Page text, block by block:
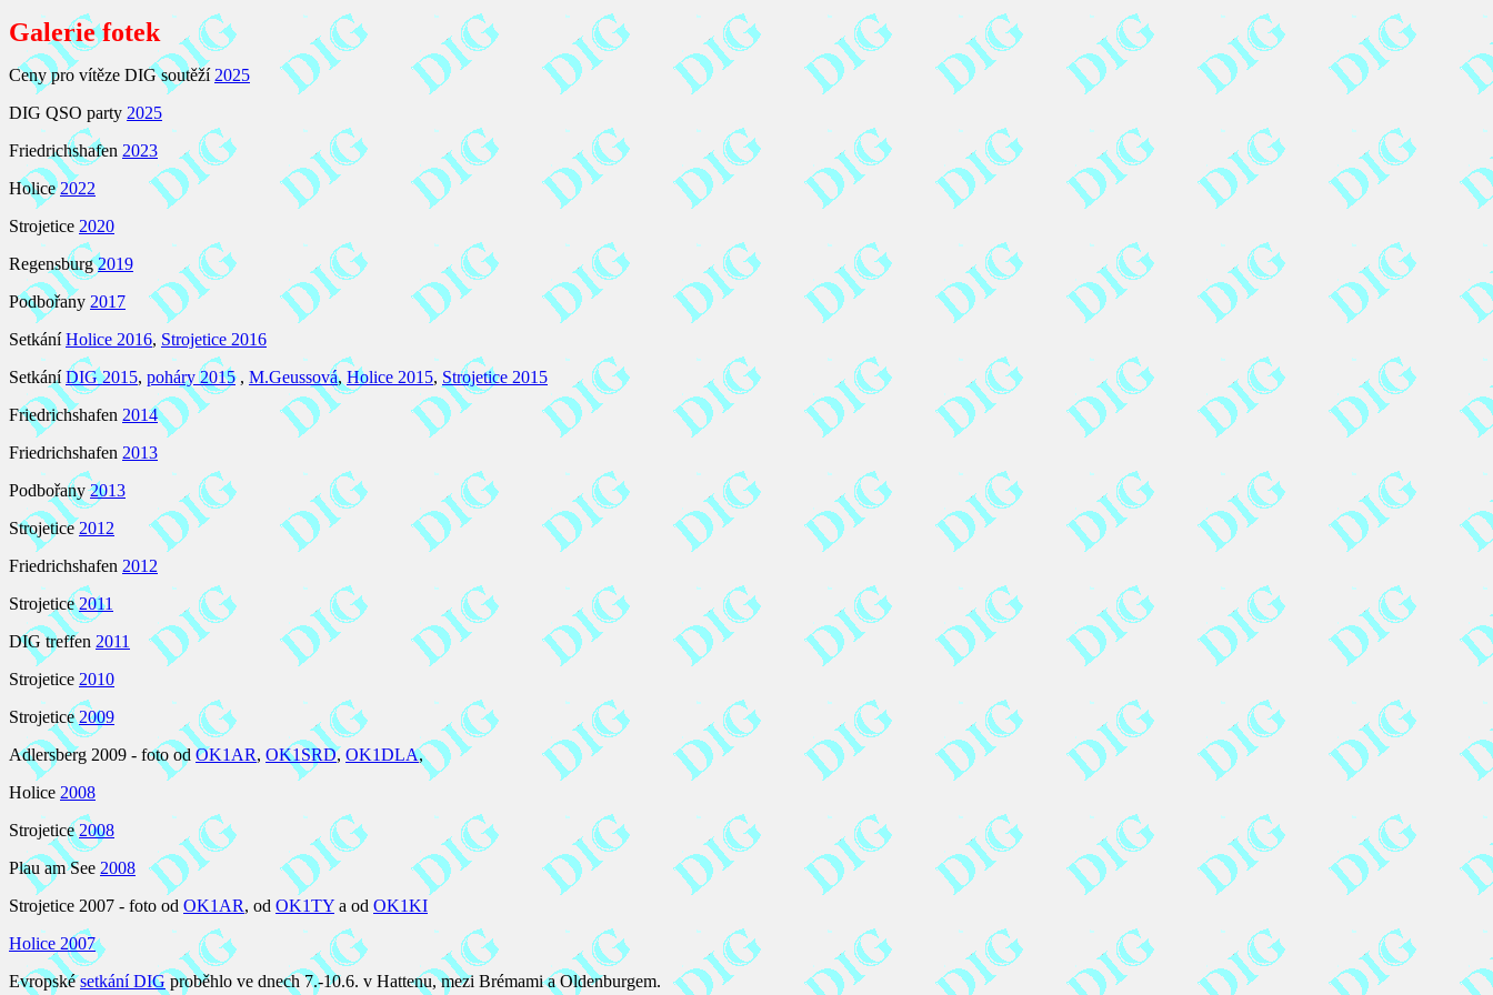
Galerie fotek
Ceny pro vítěze DIG soutěží 2025
DIG QSO party 2025
Friedrichshafen 2023
Holice2022
Strojetice 2020
Regensburg2019
Podbořany 2017
SetkáníHolice 2016, Strojetice 2016
SetkáníDIG 2015, poháry 2015, M.Geussová, Holice 2015, Strojetice 2015
Friedrichshafen 2014
Friedrichshafen 2013
Podbořany2013
Strojetice 2012
Friedrichshafen 2012
Strojetice2011
DIG treffen 2011
Strojetice 2010
Strojetice2009
Adlersberg 2009 - foto od OK1AR, OK1SRD, OK1DLA,
Holice 2008
Strojetice2008
Plau am See 2008
Strojetice 2007 - foto od OK1AR, od OK1TY a od OK1KI
Holice 2007
Evropskésetkání DIG proběhlo ve dnech 7.-10.6. v Hattenu, mezi Brémami a Oldenburgem.